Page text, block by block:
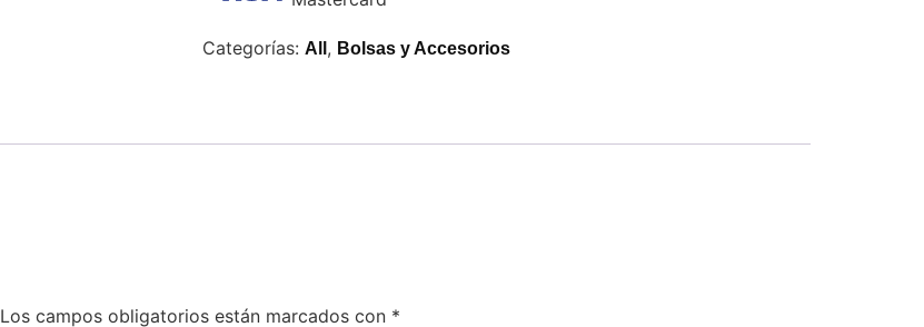
Categorías: All , Bolsas y Accesorios
Los campos obligatorios están marcados con *